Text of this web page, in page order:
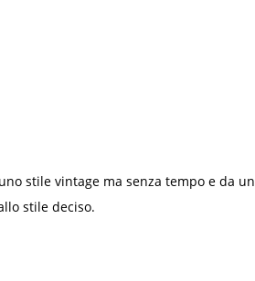
stile vintage ma senza tempo e da un
stile deciso.